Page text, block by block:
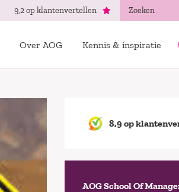
9,2 op klantenvertellen
Over AOG Kennis & inspiratie
8,9 op
AOG School Of